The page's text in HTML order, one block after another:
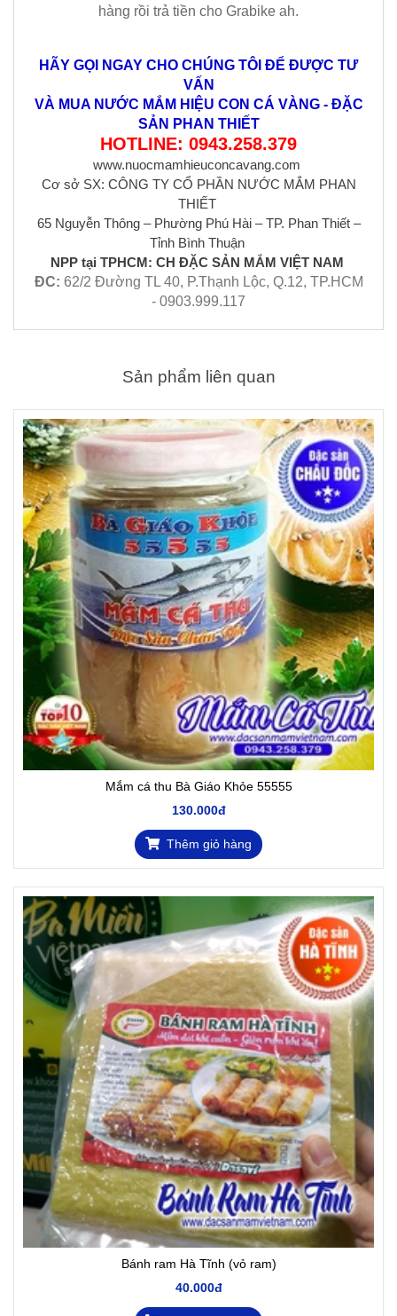
hàng rồi trả tiền cho Grabike ah.
HÃY GỌI NGAY CHO CHÚNG TÔI ĐỂ ĐƯỢC TƯ
VẤN
VÀ MUA NƯỚC MẮM HIỆU CON CÁ VÀNG - ĐẶC
SẢN PHAN THIẾT
HOTLINE: 0943.258.379
www.nuocmamhieuconcavang.com
Cơ sở SX: CÔNG TY CỔ PHẦN NƯỚC MẮM PHAN
THIẾT
65 Nguyễn Thông – Phường Phú Hài – TP. Phan Thiết –
Tỉnh Bình Thuận
NPP tại TPHCM: CH ĐẶC SẢN MẮM VIỆT NAM
ĐC: 62/2 Đường TL 40, P.Thạnh Lộc, Q.12, TP.HCM
- 0903.999.117
Sản phẩm liên quan
Mắm cá thu Bà Giáo Khỏe 55555
130.000đ
Thêm giỏ hàng
Bánh ram Hà Tĩnh (vỏ ram)
40.000đ